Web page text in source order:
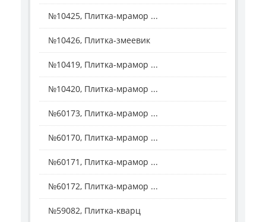
№10425, Плитка-мрамор ...
№10426, Плитка-змеевик
№10419, Плитка-мрамор ...
№10420, Плитка-мрамор ...
№60173, Плитка-мрамор ...
№60170, Плитка-мрамор ...
№60171, Плитка-мрамор ...
№60172, Плитка-мрамор ...
№59082, Плитка-кварц